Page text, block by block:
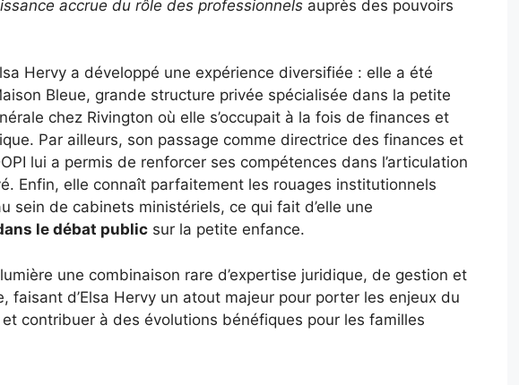
accrue du rôle des professionnels auprès des pouvoirs
Hervy a développé une expérience diversifiée : elle a été
Bleue, grande structure privée spécialisée dans la petite
chez Rivington où elle s’occupait à la fois de finances et
Par ailleurs, son passage comme directrice des finances et
lui a permis de renforcer ses compétences dans l’articulation
Enfin, elle connaît parfaitement les rouages institutionnels
sein de cabinets ministériels, ce qui fait d’elle une
le débat public sur la petite enfance.
une combinaison rare d’expertise juridique, de gestion et
faisant d’Elsa Hervy un atout majeur pour porter les enjeux du
contribuer à des évolutions bénéfiques pour les familles